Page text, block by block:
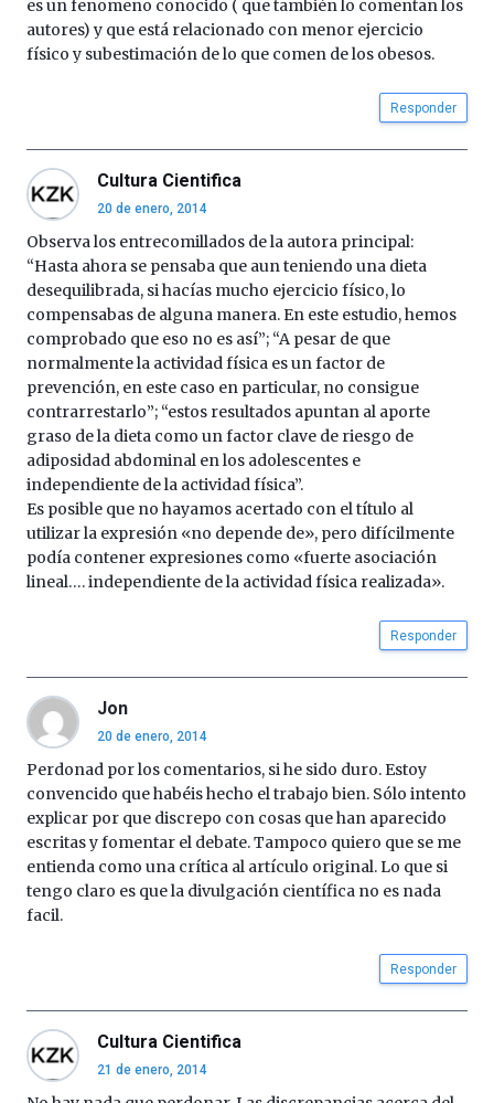
es un fenomeno conocido ( que también lo comentan los
autores) y que está relacionado con menor ejercicio
físico y subestimación de lo que comen de los obesos.
Responder
Cultura Cientifica
20 de enero, 2014
Observa los entrecomillados de la autora principal:
“Hasta ahora se pensaba que aun teniendo una dieta
desequilibrada, si hacías mucho ejercicio físico, lo
compensabas de alguna manera. En este estudio, hemos
comprobado que eso no es así”; “A pesar de que
normalmente la actividad física es un factor de
prevención, en este caso en particular, no consigue
contrarrestarlo”; “estos resultados apuntan al aporte
graso de la dieta como un factor clave de riesgo de
adiposidad abdominal en los adolescentes e
independiente de la actividad física”.
Es posible que no hayamos acertado con el título al
utilizar la expresión «no depende de», pero difícilmente
podía contener expresiones como «fuerte asociación
lineal…. independiente de la actividad física realizada».
Responder
Jon
20 de enero, 2014
Perdonad por los comentarios, si he sido duro. Estoy
convencido que habéis hecho el trabajo bien. Sólo intento
explicar por que discrepo con cosas que han aparecido
escritas y fomentar el debate. Tampoco quiero que se me
entienda como una crítica al artículo original. Lo que si
tengo claro es que la divulgación científica no es nada
facil.
Responder
Cultura Cientifica
21 de enero, 2014